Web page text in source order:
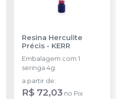
Resina Herculite
Précis - KERR
Embalagem com 1
seringa 4g.
a partir de:
R$ 72,03 no Pix